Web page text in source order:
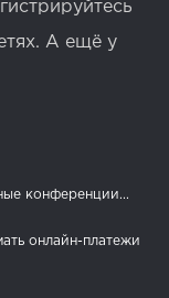
А ещё у
конференции...
онлайн-платежи